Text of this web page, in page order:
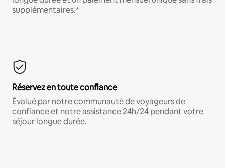
supplémentaires.*
Réservez en toute confiance
Évalué par notre communauté de voyageurs de
confiance et notre assistance 24h/24 pendant votre
séjour longue durée.